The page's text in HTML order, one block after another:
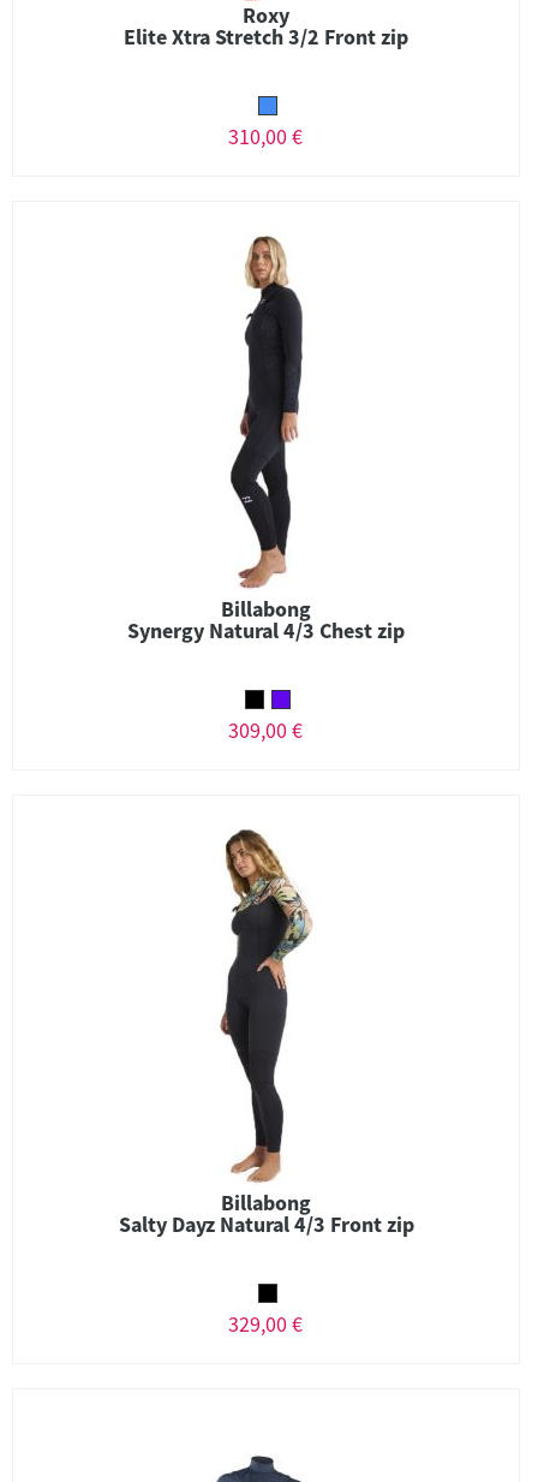
Roxy
Elite Xtra Stretch 3/2 Front zip
310,00 €
Billabong
Synergy Natural 4/3 Chest zip
309,00 €
Billabong
Salty Dayz Natural 4/3 Front zip
329,00 €